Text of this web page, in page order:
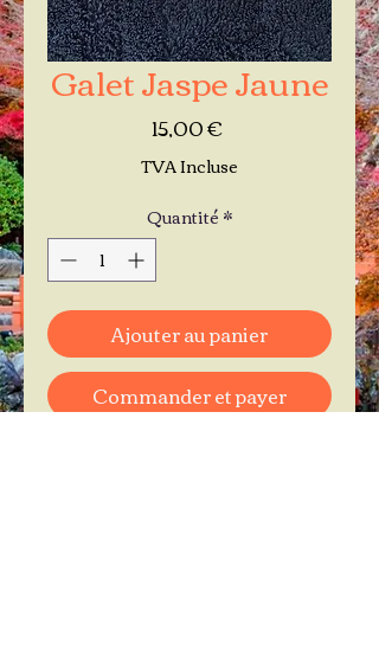
Galet Jaspe Jaune
15,00 €Prix
TVA Incluse
Quantité*
Ajouter au panier
Commander et payer